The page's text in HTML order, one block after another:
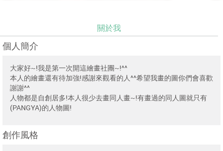
關於我
個人簡介
大家好~!我是第一次開這繪畫社團~!^^
本人的繪畫還有待加強!感謝來觀看的人^^希望我畫的圖你們會喜歡
謝謝^^
人物都是自創居多!本人很少去畫同人畫~!有畫過的同人圖就只有
(PANGYA)的人物圖!
創作風格